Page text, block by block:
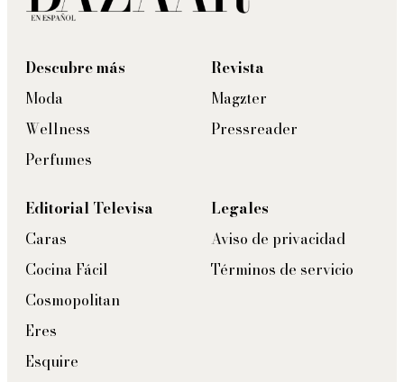
Descubre más
Moda
Wellness
Perfumes
Revista
Magzter
Pressreader
Editorial Televisa
Caras
Cocina Fácil
Cosmopolitan
Eres
Esquire
Legales
Aviso de privacidad
Términos de servicio